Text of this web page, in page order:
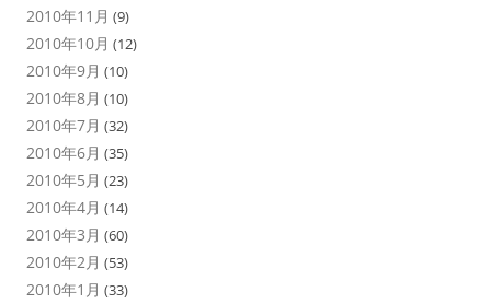
2010年11月 (9)
2010年10月 (12)
2010年9月 (10)
2010年8月 (10)
2010年7月 (32)
2010年6月 (35)
2010年5月 (23)
2010年4月 (14)
2010年3月 (60)
2010年2月 (53)
2010年1月 (33)